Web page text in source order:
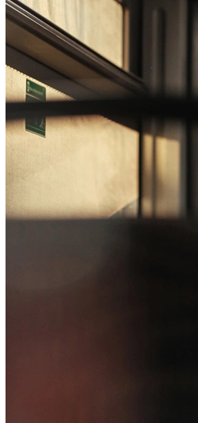
Passo 1/2
Institucional
Canal de Ética
Código Corporativo de